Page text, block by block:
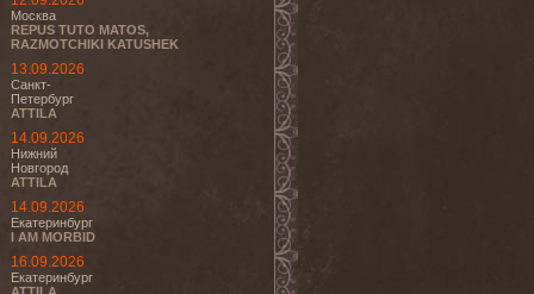
Москва
REPUS TUTO MATOS,
RAZMOTCHIKI KATUSHEK
13.09.2026
Санкт-
Петербург
ATTILA
14.09.2026
Нижний
Новгород
ATTILA
14.09.2026
Екатеринбург
I AM MORBID
16.09.2026
Екатеринбург